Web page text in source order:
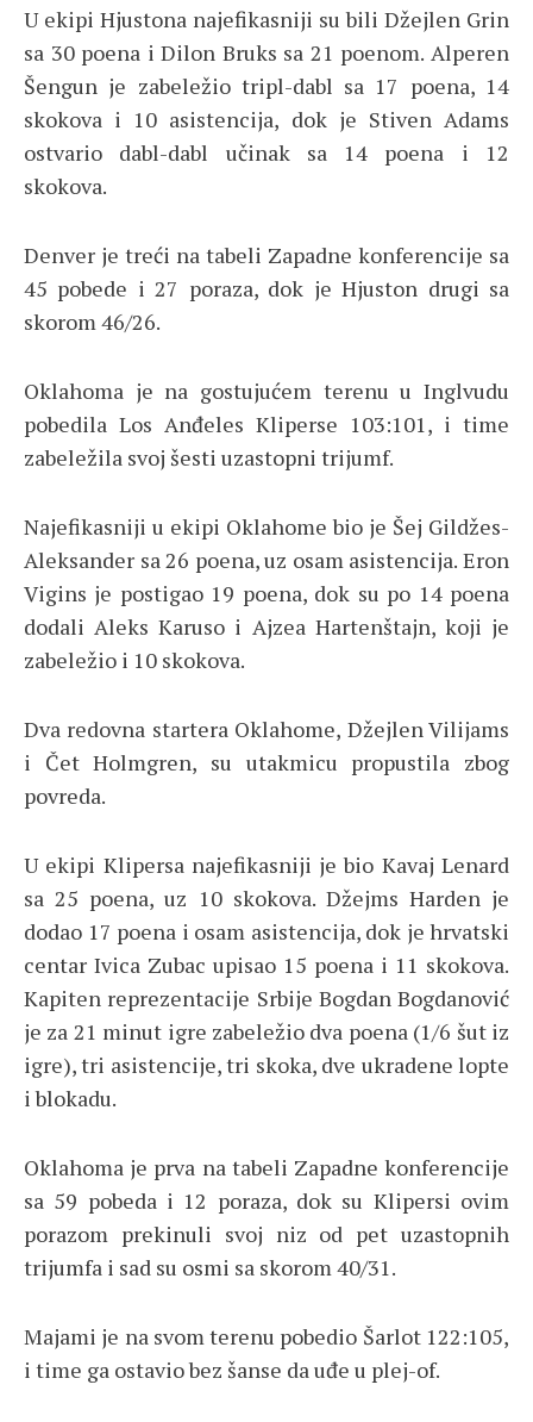
U ekipi Hjustona najefikasniji su bili Džejlen Grin
sa 30 poena i Dilon Bruks sa 21 poenom. Alperen
Šengun je zabeležio tripl-dabl sa 17 poena, 14
skokova i 10 asistencija, dok je Stiven Adams
ostvario dabl-dabl učinak sa 14 poena i 12
skokova.
Denver je treći na tabeli Zapadne konferencije sa
45 pobede i 27 poraza, dok je Hjuston drugi sa
skorom 46/26.
Oklahoma je na gostujućem terenu u Inglvudu
pobedila Los Anđeles Kliperse 103:101, i time
zabeležila svoj šesti uzastopni trijumf.
Najefikasniji u ekipi Oklahome bio je Šej Gildžes-
Aleksander sa 26 poena, uz osam asistencija. Eron
Vigins je postigao 19 poena, dok su po 14 poena
dodali Aleks Karuso i Ajzea Hartenštajn, koji je
zabeležio i 10 skokova.
Dva redovna startera Oklahome, Džejlen Vilijams
i Čet Holmgren, su utakmicu propustila zbog
povreda.
U ekipi Klipersa najefikasniji je bio Kavaj Lenard
sa 25 poena, uz 10 skokova. Džejms Harden je
dodao 17 poena i osam asistencija, dok je hrvatski
centar Ivica Zubac upisao 15 poena i 11 skokova.
Kapiten reprezentacije Srbije Bogdan Bogdanović
je za 21 minut igre zabeležio dva poena (1/6 šut iz
igre), tri asistencije, tri skoka, dve ukradene lopte
i blokadu.
Oklahoma je prva na tabeli Zapadne konferencije
sa 59 pobeda i 12 poraza, dok su Klipersi ovim
porazom prekinuli svoj niz od pet uzastopnih
trijumfa i sad su osmi sa skorom 40/31.
Majami je na svom terenu pobedio Šarlot 122:105,
i time ga ostavio bez šanse da uđe u plej-of.